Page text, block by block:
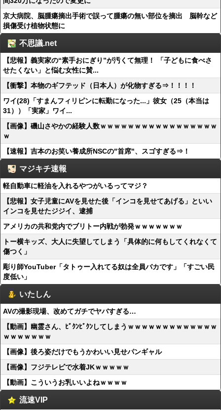
京大病院、脳腫瘍摘出手術で誤って腫瘍の無い部位を摘出 脳幹など
損傷受け植物状態に
不思議.net
【悲報】義実家の“素手おにぎり”が汚くて無理！ 「子どもに食べさ
せたくない」と悩む女性に賛...
【衝撃】本物のギフテッド（日本人）が化物すぎる⇒！！！！
ワイ(28)「すまんフィリピンに転勤になった...」彼女（25（本当は
31））「実家」ワイ...
【画像】磯山さやかの経験人数ｗｗｗｗｗｗｗｗｗｗｗｗｗｗｗｗｗ
ｗ
【速報】吉本のお笑い養成所NSCの"首席"、スゴすぎる⇒！
マジキチ速報
軽自動車に軽油を入れるやつがいるってマジ？
【悲報】女子児童にAVを見せた後「インコを見せてあげる」といい
インコを見せたジジイ、逮捕
アメリカの共和党内でブリトー内戦が勃発ｗｗｗｗｗｗｗ
トー横キッズ、大人に失望してしまう「具体的に何もしてくれなくて
傷つく」
彫り師YouTuber「タトゥー入れてる奴は全員バカです」「すごい民
度低い」
いたしん
AVの撮影現場、改めてガチでヤバすぎる…
【動画】幽霊さん、ﾋﾞｸﾝﾋﾞｸﾝしてしまうｗｗｗｗｗｗｗｗｗｗｗｗｗ
ｗｗｗｗｗｗｗ
【画像】後ろ姿だけでもうかわいい見せパンギャル
【画像】フジテレビで水着JKｗｗｗｗｗ
【動画】こういうお乳いいよねｗｗｗｗ
流速VIP